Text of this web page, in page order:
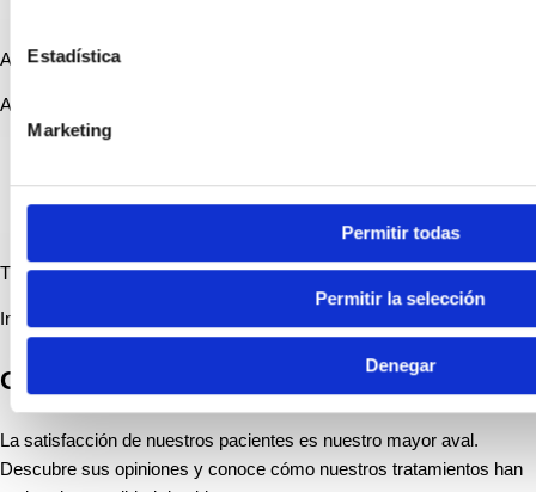
Estadística
Marketing
Permitir todas
Permitir la selección
Denegar
AECP
Asociación Española de Cirugía Podológica
The Academy of Ambulatory
Innovación en cirugía ambulatoria del pie
Opiniones de nuestros clientes
La satisfacción de nuestros pacientes es nuestro mayor aval.
Descubre sus opiniones y conoce cómo nuestros tratamientos han